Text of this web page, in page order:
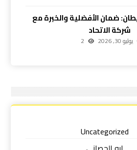
ضمان الأفضلية والخبرة مع
شركة الاتحاد
يوليو 30, 2026 2
Uncategorized